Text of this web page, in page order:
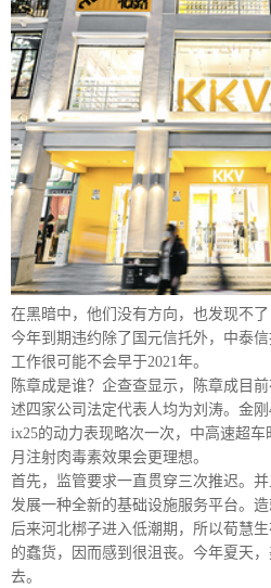
在黑暗中，他们没有方向，也发现不
今年到期违约除了国元信托外，中泰
工作很可能不会早于2021年。
陈章成是谁？企查查显示，陈章成目
述四家公司法定代表人均为刘涛。金
ix25的动力表现略次一次，中高速超
月注射肉毒素效果会更理想。
首先，监管要求一直贯穿三次推迟。
发展一种全新的基础设施服务平台。
后来河北梆子进入低潮期，所以荀慧
的蠢货，因而感到很沮丧。今年夏天
去。